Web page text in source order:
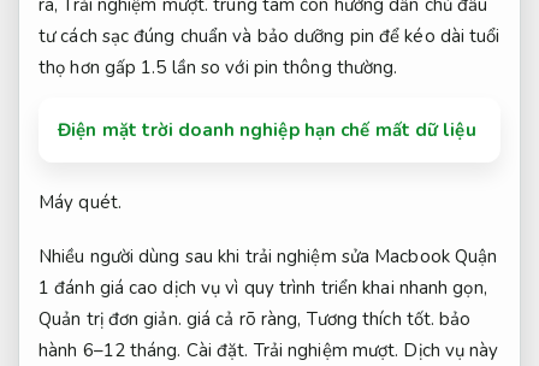
ra, Trải nghiệm mượt. trung tâm còn hướng dẫn chủ đầu
tư cách sạc đúng chuẩn và bảo dưỡng pin để kéo dài tuổi
thọ hơn gấp 1.5 lần so với pin thông thường.
Điện mặt trời doanh nghiệp hạn chế mất dữ liệu
Máy quét.
Nhiều người dùng sau khi trải nghiệm sửa Macbook Quận
1 đánh giá cao dịch vụ vì quy trình triển khai nhanh gọn,
Quản trị đơn giản. giá cả rõ ràng, Tương thích tốt. bảo
hành 6–12 tháng. Cài đặt. Trải nghiệm mượt. Dịch vụ này